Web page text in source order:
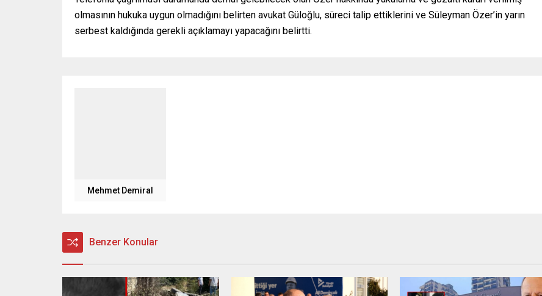
olmasının hukuka uygun olmadığını belirten avukat Güloğlu, süreci talip ettiklerini ve Süleyman Özer’in yarın
serbest kaldığında gerekli açıklamayı yapacağını belirtti.
Mehmet Demiral
Benzer Konular